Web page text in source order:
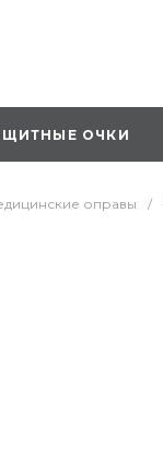
ОЧКИ
оправы /